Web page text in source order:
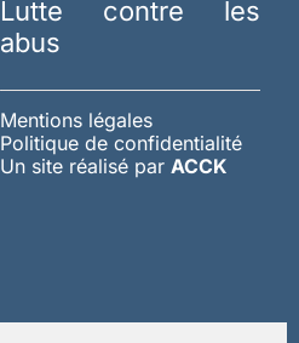
Lutte contre les
abus
Mentions légales
Politique de confidentialité
Un site réalisé par ACCK